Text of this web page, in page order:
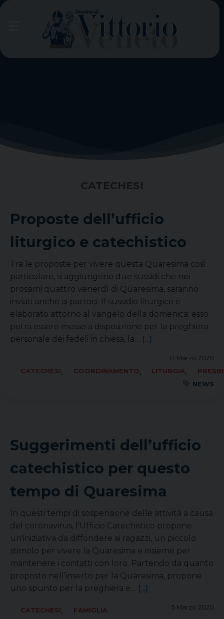
Skip
CATECHESI
Proposte dell’ufficio
liturgico e catechistico
Tra le proposte per vivere questa Quaresima così
particolare, si aggiungono due sussidi che nei
prossimi quattro venerdì di Quaresima, saranno
inviati anche ai parroci: Il sussidio liturgico è
elaborato attorno al vangelo della domenica: esso
potrà essere messo a disposizione per la preghiera
personale dei fedeli in chiesa, la… [...]
13 Marzo 2020
CATECHESI, COORDINAMENTO, LITURGIA,
NEWS
Suggerimenti dell’ufficio
catechistico per questo
tempo di Quaresima
In questi tempi di sospensione delle attività a causa
del coronavirus, l'Ufficio Catechistico propone
un'iniziativa da diffondere ai ragazzi, un piccolo
stimolo per vivere la Quaresima e insieme per
mantenere i contatti con loro. Partendo da quanto
proposto nell’inserto per la Quaresima, propone
uno spunto per la preghiera e… [...]
5 Marzo 2020
CATECHESI,
FAMIGLIA